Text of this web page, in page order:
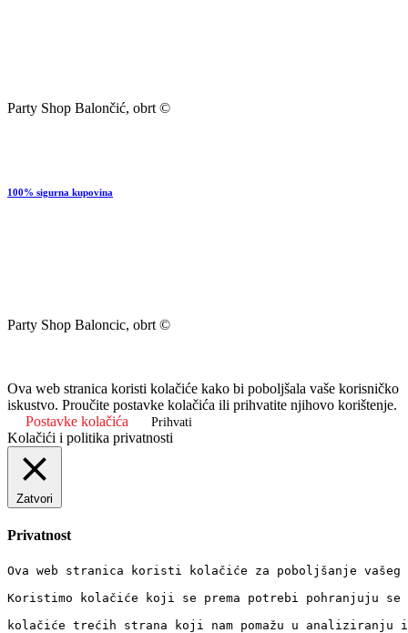
Party Shop Balončić, obrt ©
100% sigurna kupovina
Party Shop Baloncic, obrt ©
Ova web stranica koristi kolačiće kako bi poboljšala vaše korisničko
iskustvo. Proučite postavke kolačića ili prihvatite njihovo korištenje.
Postavke kolačića
Prihvati
Kolačići i politika privatnosti
Zatvori
Privatnost
Ova web stranica koristi kolačiće za poboljšanje
Koristimo kolačiće koji se prema potrebi pohranjuju
kolačiće trećih strana koji nam pomažu u